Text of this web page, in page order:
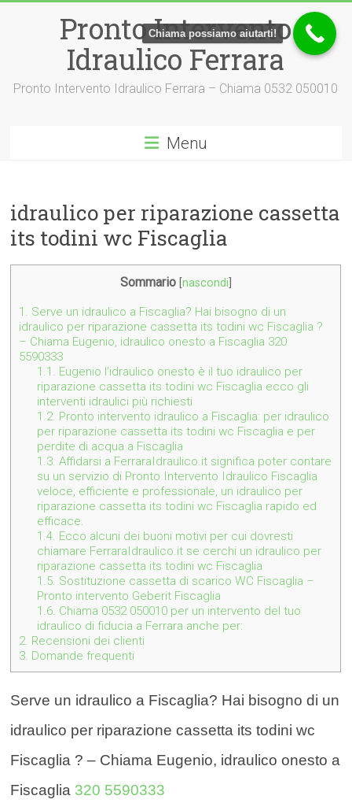
Pronto Intervento
Idraulico Ferrara
Pronto Intervento Idraulico Ferrara – Chiama 0532 050010
Menu
idraulico per riparazione cassetta
its todini wc Fiscaglia
Sommario nascondi
1. Serve un idraulico a Fiscaglia? Hai bisogno di un
idraulico per riparazione cassetta its todini wc Fiscaglia ?
– Chiama Eugenio, idraulico onesto a Fiscaglia 320
5590333
1.1. Eugenio l’idraulico onesto è il tuo idraulico per
riparazione cassetta its todini wc Fiscaglia ecco gli
interventi idraulici più richiesti
1.2. Pronto intervento idraulico a Fiscaglia: per idraulico
per riparazione cassetta its todini wc Fiscaglia e per
perdite di acqua a Fiscaglia
1.3. Affidarsi a FerraraIdraulico.it significa poter contare
su un servizio di Pronto Intervento Idraulico Fiscaglia
veloce, efficiente e professionale, un idraulico per
riparazione cassetta its todini wc Fiscaglia rapido ed
efficace.
1.4. Ecco alcuni dei buoni motivi per cui dovresti
chiamare FerraraIdraulico.it se cerchi un idraulico per
riparazione cassetta its todini wc Fiscaglia
1.5. Sostituzione cassetta di scarico WC Fiscaglia –
Pronto intervento Geberit Fiscaglia
1.6. Chiama 0532 050010 per un intervento del tuo
idraulico di fiducia a Ferrara anche per:
2. Recensioni dei clienti
3. Domande frequenti
Serve un idraulico a Fiscaglia? Hai bisogno di un
idraulico per riparazione cassetta its todini wc
Fiscaglia ? – Chiama Eugenio, idraulico onesto a
Fiscaglia 320 5590333
Chiama possiamo aiutarti!